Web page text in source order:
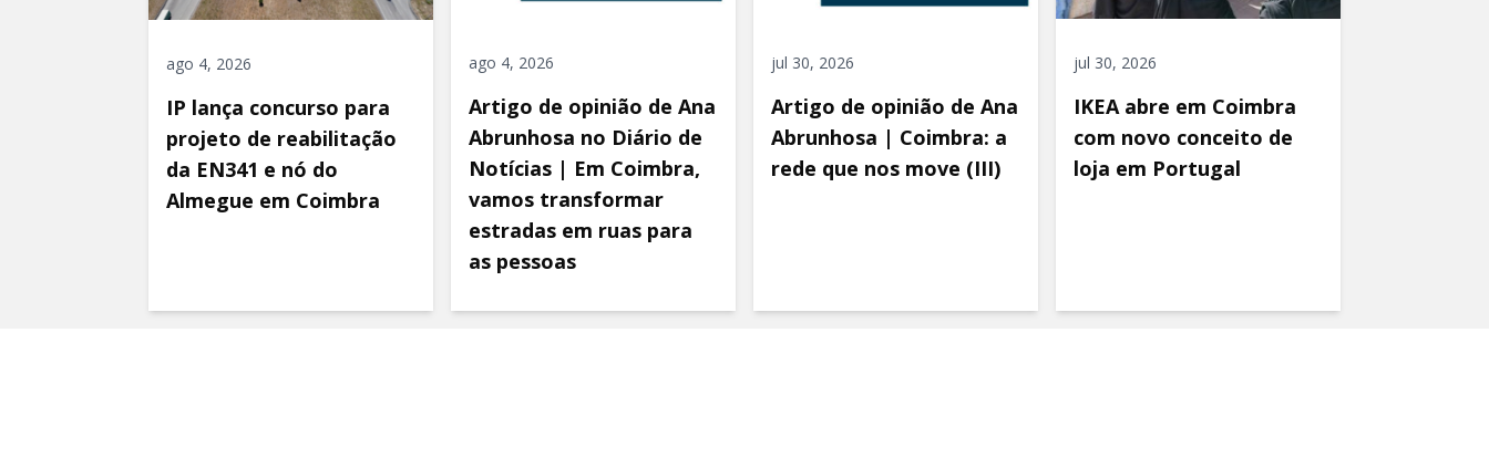
ago 4, 2026
IP lança concurso para
projeto de reabilitação
da EN341 e nó do
Almegue em Coimbra
ago 4, 2026
Artigo de opinião de Ana
Abrunhosa no Diário de
Notícias | Em Coimbra,
vamos transformar
estradas em ruas para
as pessoas
jul 30, 2026
Artigo de opinião de Ana
Abrunhosa | Coimbra: a
rede que nos move (III)
jul 30, 2026
IKEA abre em Coimbra
com novo conceito de
loja em Portugal